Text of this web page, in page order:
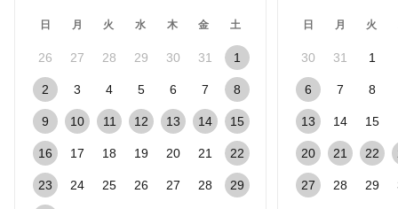
日 月 火 水 木 金 土
26 27 28 29 30 31 1
2 3 4 5 6 7 8
9 10 11 12 13 14 15
16 17 18 19 20 21 22
23 24 25 26 27 28 29
日 月 火
30 31 1
6 7 8
13 14 15
20 21 22
27 28 29